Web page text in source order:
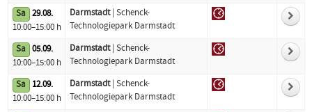
Sa 29.08.
10:00–15:00 h
Darmstadt| Schenck-
Technologiepark Darmstadt
Sa 05.09.
10:00–15:00 h
Darmstadt| Schenck-
Technologiepark Darmstadt
Sa 12.09.
10:00–15:00 h
Darmstadt| Schenck-
Technologiepark Darmstadt